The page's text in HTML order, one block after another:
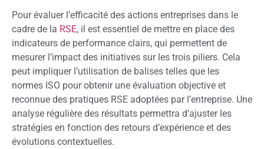
Pour évaluer l’efficacité des actions entreprises dans le
cadre de la RSE, il est essentiel de mettre en place des
indicateurs de performance clairs, qui permettent de
mesurer l’impact des initiatives sur les trois piliers. Cela
peut impliquer l’utilisation de balises telles que les
normes ISO pour obtenir une évaluation objective et
reconnue des pratiques RSE adoptées par l’entreprise. Une
analyse régulière des résultats permettra d’ajuster les
stratégies en fonction des retours d’expérience et des
évolutions contextuelles.